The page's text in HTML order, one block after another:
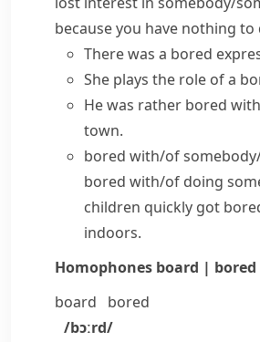
because you have nothing to
There was a bored
She plays the role of a
He was rather bored
town.
bored with/of
bored with/of doing
children quickly got
indoors.
Homophones board | bored
board
bored
/bɔːrd/